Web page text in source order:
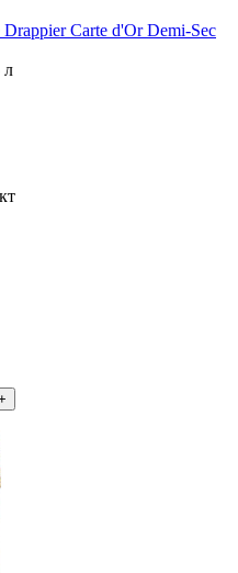
Carte d'Or Demi-Sec
л